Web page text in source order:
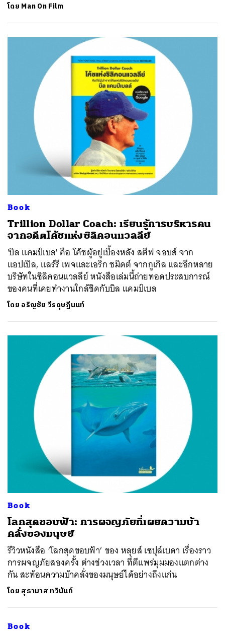
โดย Man On Film
Book
Trillion Dollar Coach: เรียนรู้การบริหารคน
จากอดีตโค้ชแห่งซิลิคอนแวลลีย์
'บิล แคมป์เบล' คือ โค้ชผู้อยู่เบื้องหลัง สตีฟ จอบส์ จาก
แอปเปิล, แลร์รี เพจและเอริก ชมิดต์ จากกูเกิล และอีกหลาย
บริษัทในซิลิคอนแวลลีย์ หนังสือเล่มนี้ถ่ายทอดประสบการณ์
ของคนที่เคยทำงานใกล้ชิดกับบิล แคมป์เบล
โดย อริญชัย วีรดุษฎีนนท์
Book
โลกสุดขอบฟ้า: การผจญภัยที่เผยความบ้า
คลั่งของมนุษย์
รีวิวหนังสือ ‘โลกสุดขอบฟ้า’ ของ หลุยส์ เซปุล์เบดา เรื่องราว
การผจญภัยสองครั้ง ต่างช่วงเวลา ที่ตีแพร่มุมมองแตกต่าง
กัน สะท้อนความบ้าคลั่งของมนุษย์ได้อย่างถึงแก่น
โดย สุธามาส ทวินันท์
Book